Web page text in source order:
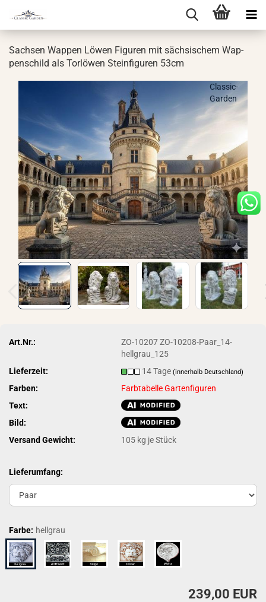
Sach­sen Wap­pen Löwen Fi­gu­ren mit säch­si­schem Wap­
pen­schild als Tor­lö­wen Stein­fi­gu­ren 53cm
Classic-
Garden
Art.Nr.:
ZO-10207 ZO-10208-Paar_14-
hellgrau_125
Lieferzeit:
14 Tage(innerhalb Deutschland)
Farben:
Farbtabelle Gartenfiguren
Text:
Bild:
Versand Gewicht:
105 kg je Stück
Lieferumfang:
Farbe: hellgrau
239,00 EUR